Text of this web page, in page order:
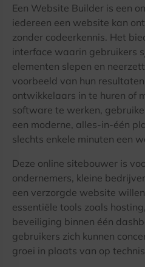
Een Website Builder is een
iedereen een website kan
zonder codeerkennis. Het
interface waarin gebruikers
elementen slepen en
voorbeeld van hun
ontwikkelaars in te huren of
software te werken,
een moderne, alles-in-één
slechts enkele minuten een
Deze online sitebouwer is
ondernemers, kleine
een verzorgde website
essentiële tools zoals
beveiliging binnen één
gebruikers zich kunnen
groei in plaats van op